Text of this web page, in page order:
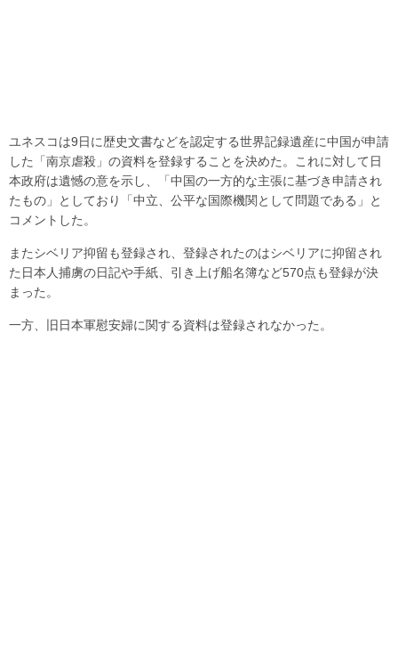
ユネスコは9日に歴史文書などを認定する世界記録遺産に中国が申請
した「南京虐殺」の資料を登録することを決めた。これに対して日
本政府は遺憾の意を示し、「中国の一方的な主張に基づき申請され
たもの」としており「中立、公平な国際機関として問題である」と
コメントした。
またシベリア抑留も登録され、登録されたのはシベリアに抑留され
た日本人捕虜の日記や手紙、引き上げ船名簿など570点も登録が決
まった。
一方、旧日本軍慰安婦に関する資料は登録されなかった。